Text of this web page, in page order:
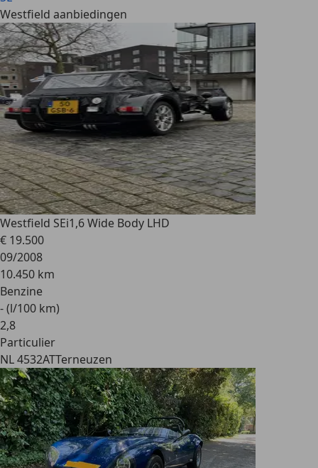
Westfield aanbiedingen
Westfield SEi1,6 Wide Body LHD
€ 19.500
09/2008
10.450 km
Benzine
- (l/100 km)
2,8
Particulier
NL 4532ATTerneuzen